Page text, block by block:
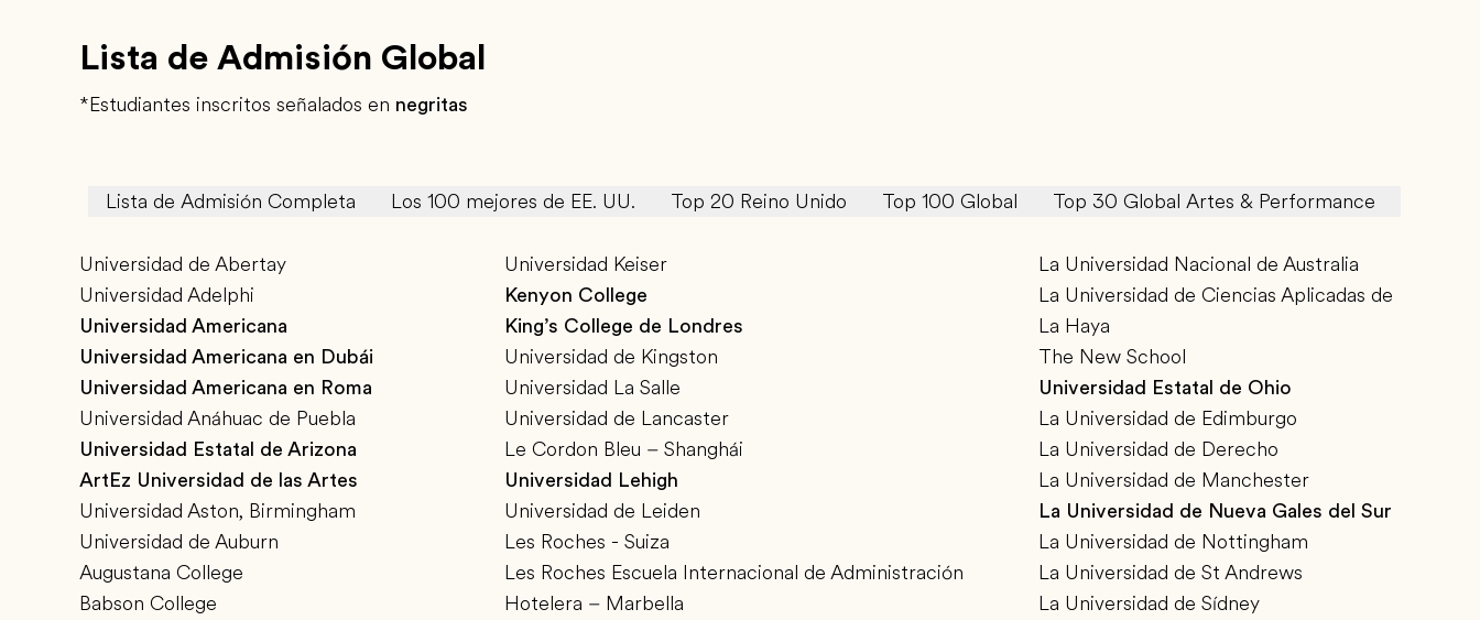
Lista de Admisión Global
*Estudiantes inscritos señalados en negritas
Lista de Admisión Completa Los 100 mejores de EE. UU. Top 20 Reino Unido Top 100 Global Top 30 Global Artes & Performance
Universidad de Abertay
Universidad Adelphi
Universidad Americana
Universidad Americana en Dubái
Universidad Americana en Roma
Universidad Anáhuac de Puebla
Universidad Estatal de Arizona
ArtEz Universidad de las Artes
Universidad Aston, Birmingham
Universidad de Auburn
Augustana College
Babson College
Universidad Keiser
Kenyon College
King’s College de Londres
Universidad de Kingston
Universidad La Salle
Universidad de Lancaster
Le Cordon Bleu – Shanghái
Universidad Lehigh
Universidad de Leiden
Les Roches - Suiza
Les Roches Escuela Internacional de Administración
Hotelera – Marbella
La Universidad Nacional de Australia
La Universidad de Ciencias Aplicadas de
La Haya
The New School
Universidad Estatal de Ohio
La Universidad de Edimburgo
La Universidad de Derecho
La Universidad de Manchester
La Universidad de Nueva Gales del Sur
La Universidad de Nottingham
La Universidad de St Andrews
La Universidad de Sídney